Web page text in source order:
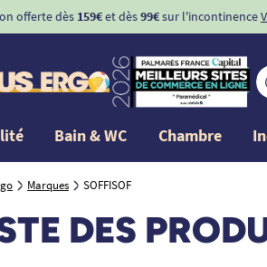
offerte dès 159€et dès99€sur l'incontinence
Bain & WC Chambre
Marques SOFFISOF
DES